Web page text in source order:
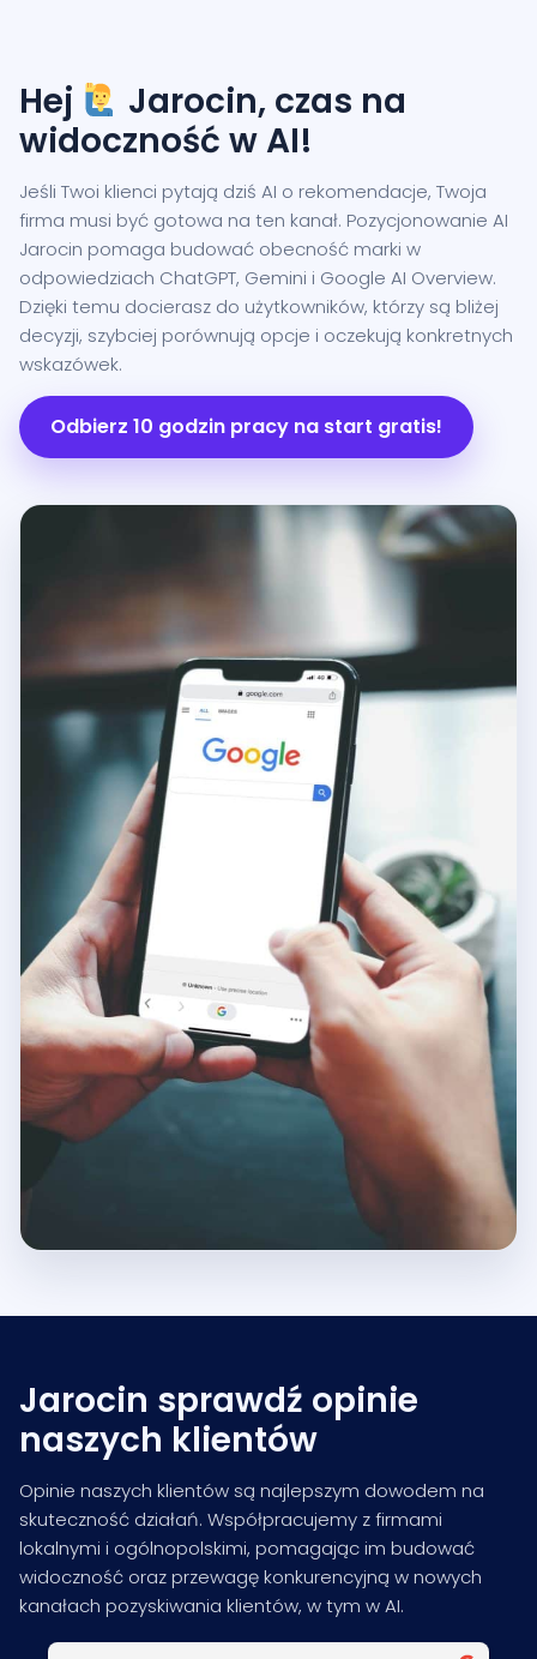
Hej
Jarocin, czas na
widoczność w AI!
Jeśli Twoi klienci pytają dziś AI o rekomendacje, Twoja
firma musi być gotowa na ten kanał. Pozycjonowanie AI
Jarocin pomaga budować obecność marki w
odpowiedziach ChatGPT, Gemini i Google AI Overview.
Dzięki temu docierasz do użytkowników, którzy są bliżej
decyzji, szybciej porównują opcje i oczekują konkretnych
wskazówek.
Odbierz 10 godzin pracy na start gratis!
Jarocin sprawdź opinie
naszych klientów
Opinie naszych klientów są najlepszym dowodem na
skuteczność działań. Współpracujemy z firmami
lokalnymi i ogólnopolskimi, pomagając im budować
widoczność oraz przewagę konkurencyjną w nowych
kanałach pozyskiwania klientów, w tym w AI.